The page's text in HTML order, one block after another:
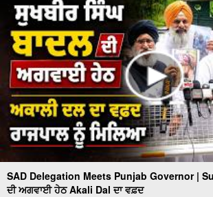
SAD Delegation Meets Punjab Governor |
ਦੀ ਅਗਵਾਈ ਹੇਠ Akali Dal ਦਾ ਵਫ਼ਦ